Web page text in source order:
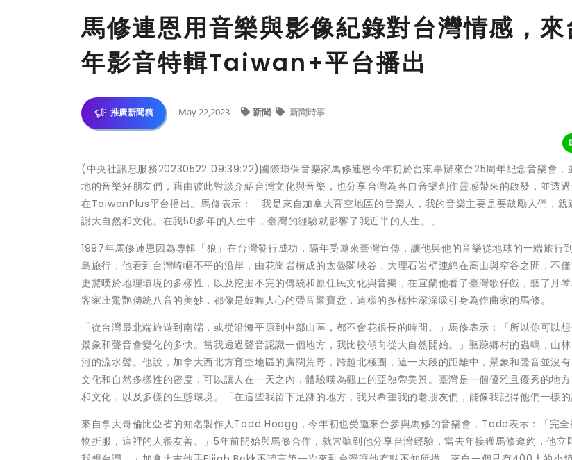
馬修連恩用音樂與影像紀錄對台灣情感，
年影音特輯Taiwan+平台播出
推廣新聞稿 May 22,2023 新聞 新聞時事
(中央社訊息服務20230522 09:39:22)國際環保音樂家馬修連恩今年初於台東舉辦來台25周年紀念音樂會，
地的音樂好朋友們，藉由彼此對談介紹台灣文化與音樂，也分享台灣為各自音樂創作靈感帶來的啟發，並透
在TaiwanPlus平台播出。馬修表示：「我是來自加拿大育空地區的音樂人，我的音樂主要是要鼓勵人們，親
謝大自然和文化。在我50多年的人生中，臺灣的經驗就影響了我近半的人生。」
1997年馬修連恩因為專輯「狼」在台灣發行成功，隔年受邀來臺灣宣傳，讓他與他的音樂從地球的一端旅行
島旅行，他看到台灣崎嶇不平的沿岸，由花崗岩構成的太魯閣峽谷，大理石岩壁連綿在高山與窄谷之間，不僅
更驚嘆於地理環境的多樣性，以及挖掘不完的傳統和原住民文化與音樂，在宜蘭他看了臺灣歌仔戲，聽了月
客家庄驚艷傳統八音的美妙，都像是鼓舞人心的聲音聚寶盆，這樣的多樣性深深吸引身為作曲家的馬修。
「從台灣最北端旅遊到南端，或從沿海平原到中部山區，都不會花很長的時間。」馬修表示：「所以你可以
景象和聲音會變化的多快。當我透過聲音認識一個地方，我比較傾向從大自然開始。」聽聽鄉村的蟲鳴，山
河的流水聲。他說，加拿大西北方育空地區的廣闊荒野，跨越北極圈，這一大段的距離中，景象和聲音並沒
文化和自然多樣性的密度，可以讓人在一天之內，體驗嘆為觀止的亞熱帶美景。臺灣是一個優雅且優秀的地
和文化，以及多樣的生態環境。「在這些我留下足跡的地方，我只希望我的老朋友們，能像我記得他們一樣的
來自拿大哥倫比亞省的知名製作人Todd Hoagg，今年初也受邀來台參與馬修的音樂會，Todd表示：「完全
物折服，這裡的人很友善。」5年前開始與馬修合作，就常聽到他分享台灣經驗，當去年接獲馬修邀約，他立